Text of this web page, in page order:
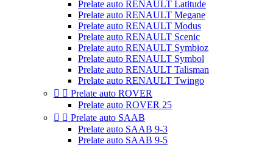
Prelate auto RENAULT Latitude
Prelate auto RENAULT Megane
Prelate auto RENAULT Modus
Prelate auto RENAULT Scenic
Prelate auto RENAULT Symbioz
Prelate auto RENAULT Symbol
Prelate auto RENAULT Talisman
Prelate auto RENAULT Twingo
  Prelate auto ROVER
Prelate auto ROVER 25
  Prelate auto SAAB
Prelate auto SAAB 9-3
Prelate auto SAAB 9-5